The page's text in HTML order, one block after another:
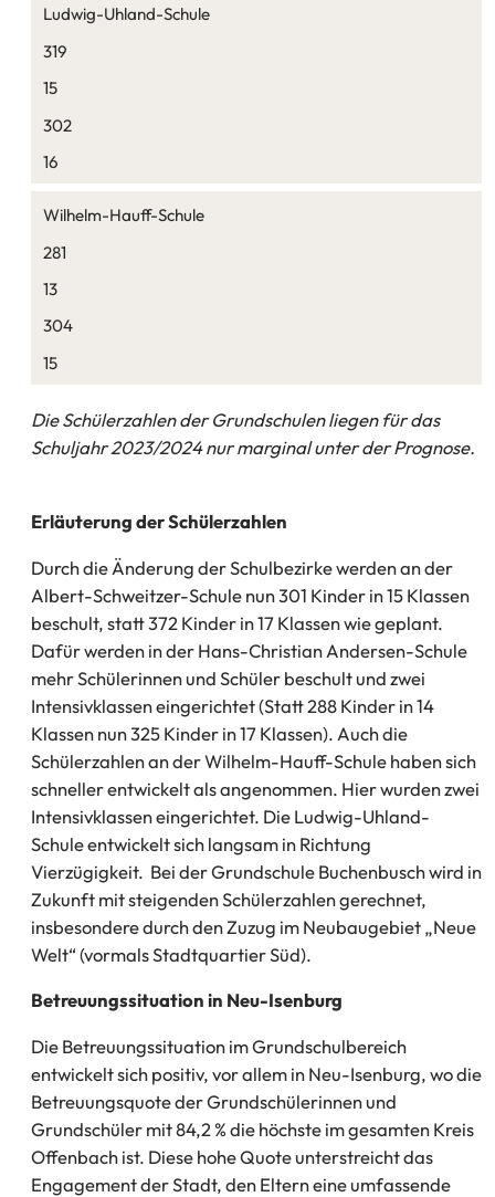
Ludwig-Uhland-Schule
319
15
302
16
Wilhelm-Hauff-Schule
281
13
304
15
Die Schülerzahlen der Grundschulen liegen für das
Schuljahr 2023/2024 nur marginal unter der Prognose.
Erläuterung der Schülerzahlen
Durch die Änderung der Schulbezirke werden an der
Albert-Schweitzer-Schule nun 301 Kinder in 15 Klassen
beschult, statt 372 Kinder in 17 Klassen wie geplant.
Dafür werden in der Hans-Christian Andersen-Schule
mehr Schülerinnen und Schüler beschult und zwei
Intensivklassen eingerichtet (Statt 288 Kinder in 14
Klassen nun 325 Kinder in 17 Klassen). Auch die
Schülerzahlen an der Wilhelm-Hauff-Schule haben sich
schneller entwickelt als angenommen. Hier wurden zwei
Intensivklassen eingerichtet. Die Ludwig-Uhland-
Schule entwickelt sich langsam in Richtung
Vierzügigkeit. Bei der Grundschule Buchenbusch wird in
Zukunft mit steigenden Schülerzahlen gerechnet,
insbesondere durch den Zuzug im Neubaugebiet „Neue
Welt“ (vormals Stadtquartier Süd).
Betreuungssituation in Neu-Isenburg
Die Betreuungssituation im Grundschulbereich
entwickelt sich positiv, vor allem in Neu-Isenburg, wo die
Betreuungsquote der Grundschülerinnen und
Grundschüler mit 84,2 % die höchste im gesamten Kreis
Offenbach ist. Diese hohe Quote unterstreicht das
Engagement der Stadt, den Eltern eine umfassende